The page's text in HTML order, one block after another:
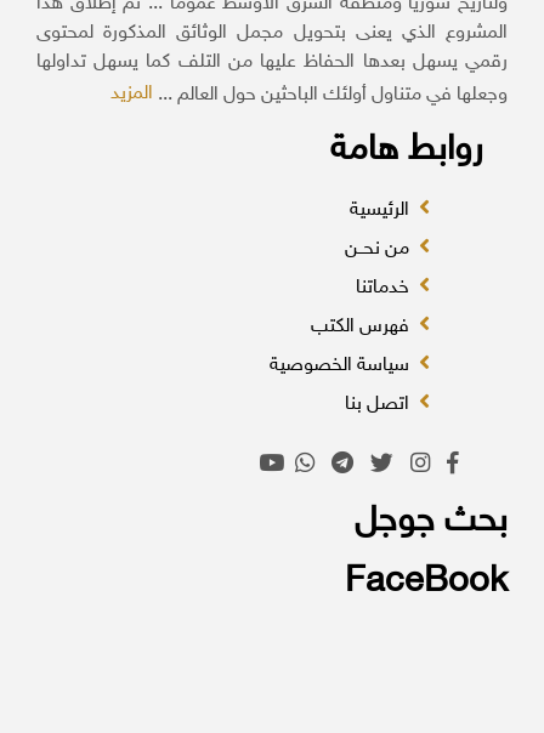
ولتاريخ سوريا ومنطقة الشرق الأوسط عموماً ... تم إطلاق هذا
المشروع الذي يعنى بتحويل مجمل الوثائق المذكورة لمحتوى
رقمي يسهل بعدها الحفاظ عليها من التلف كما يسهل تداولها
وجعلها في متناول أولئك الباحثين حول العالم ...المزيد
روابط هامة
الرئيسية
من نحــن
خدماتنا
فهرس الكتب
سياسة الخصوصية
اتصل بنا
بحث جوجل
FaceBook